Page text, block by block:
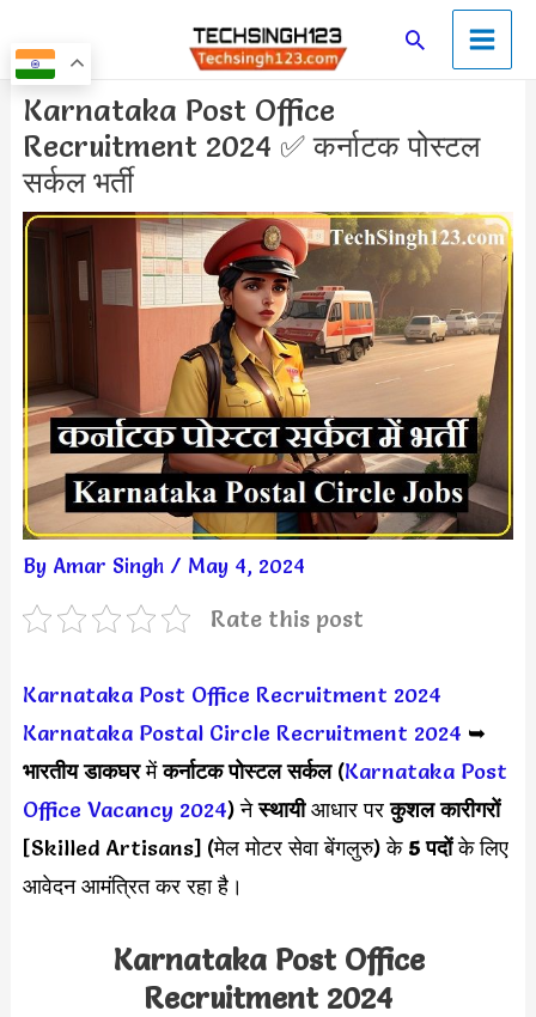
to
content
SearchMain
Menu
Karnataka Post Office
Recruitment 2024 ✅ कर्नाटक पोस्टल
सर्कल भर्ती
By Amar Singh / May 4, 2024
Rate this post
Karnataka Post Office Recruitment 2024
Karnataka Postal Circle Recruitment 2024 ➥
भारतीय डाकघरमेंकर्नाटक पोस्टल सर्कल(Karnataka Post
Office Vacancy 2024) नेस्थायीआधार परकुशल कारीगरों
[Skilled Artisans] (मेल मोटर सेवा बेंगलुरु) के 5 पदोंके लिए
आवेदन आमंत्रित कर रहा है।
Karnataka Post Office
Recruitment 2024
Post
navigation